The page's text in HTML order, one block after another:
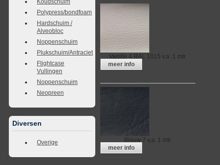
Koudschuim
Polypress/bondfoam
Hardschuim /
Alveobloc
Noppenschuim
Plukschuim/Antraciet
Flightcase
Vullingen
Noppenschuim
Neopreen
Diversen
Overige
Vanille 4 RAL 1015 v.a. 1 mtr.
meer info
Blauw 7 v.a. 1 mtr.
meer info